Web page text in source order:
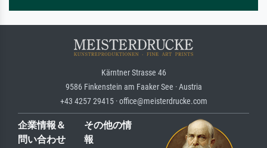
Kärntner Strasse 46
9586 Finkenstein am Faaker See · Austria
+43 4257 29415 · office@meisterdrucke.com
企業情報＆
問い合わせ
その他の情
報